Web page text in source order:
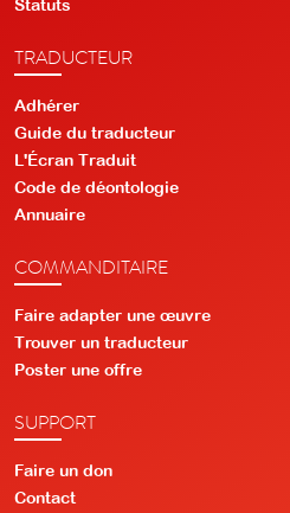
Statuts
TRADUCTEUR
Adhérer
Guide du traducteur
L'Écran Traduit
Code de déontologie
Annuaire
COMMANDITAIRE
Faire adapter une œuvre
Trouver un traducteur
Poster une offre
SUPPORT
Faire un don
Contact